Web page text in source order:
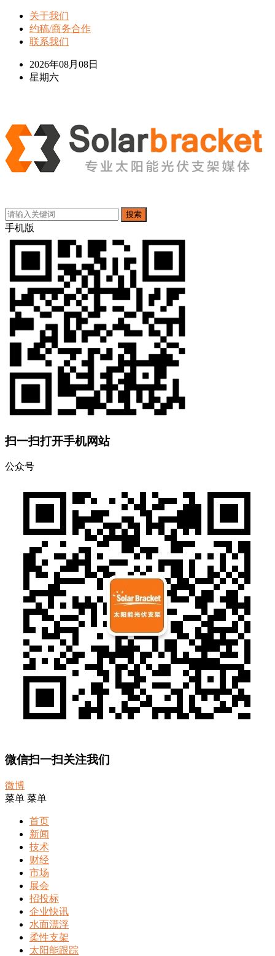
关于我们
约稿/商务合作
联系我们
2026年08月08日
星期六
搜索
手机版
扫一扫打开手机网站
公众号
微信扫一扫关注我们
微博
菜单 菜单
首页
新闻
技术
财经
市场
展会
招投标
企业快讯
水面漂浮
柔性支架
太阳能跟踪